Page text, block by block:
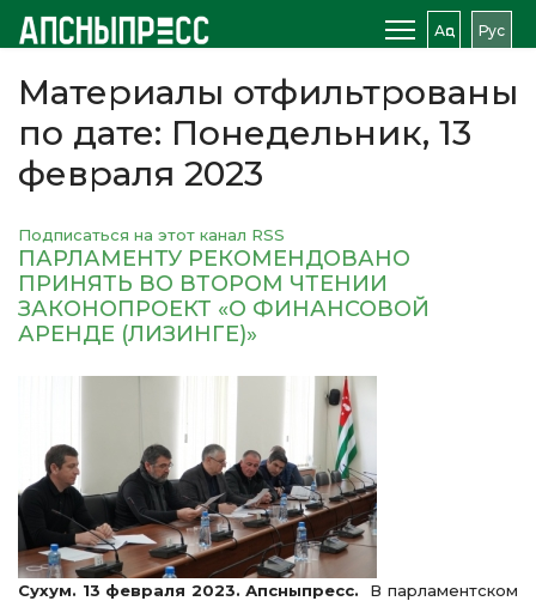
Аԥс Рус
Материалы отфильтрованы
по дате: Понедельник, 13
февраля 2023
Подписаться на этот канал RSS
ПАРЛАМЕНТУ РЕКОМЕНДОВАНО
ПРИНЯТЬ ВО ВТОРОМ ЧТЕНИИ
ЗАКОНОПРОЕКТ «О ФИНАНСОВОЙ
АРЕНДЕ (ЛИЗИНГЕ)»
Сухум. 13 февраля 2023. Апсныпресс. В парламентском